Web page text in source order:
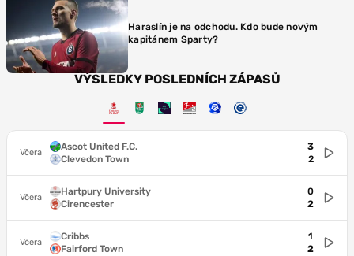
Haraslín je na odchodu. Kdo bude novým
kapitánem Sparty?
VÝSLEDKY POSLEDNÍCH ZÁPASŮ
Včera
Ascot United F.C.
Clevedon Town
3
2
Včera
Hartpury University
Cirencester
0
2
Včera
Cribbs
Fairford Town
1
2